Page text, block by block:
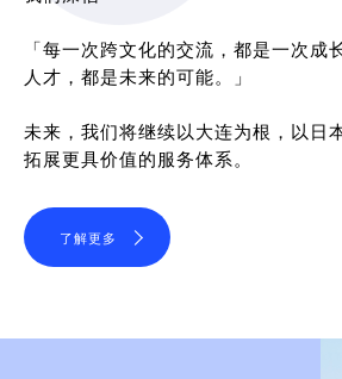
「每一次跨文化的交流，都是一次成
人才，都是未来的可能。」
未来，我们将继续以大连为根，以日
拓展更具价值的服务体系。
了解更多